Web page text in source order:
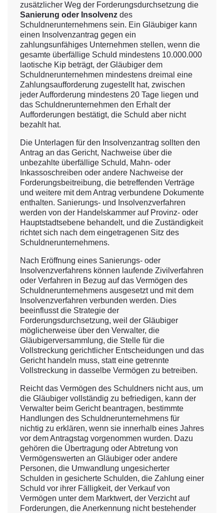
zusätzlicher Weg der Forderungsdurchsetzung die
Sanierung oder Insolvenz des
Schuldnerunternehmens sein. Ein Gläubiger kann
einen Insolvenzantrag gegen ein
zahlungsunfähiges Unternehmen stellen, wenn die
gesamte überfällige Schuld mindestens 10.000.000
laotische Kip beträgt, der Gläubiger dem
Schuldnerunternehmen mindestens dreimal eine
Zahlungsaufforderung zugestellt hat, zwischen
jeder Aufforderung mindestens 20 Tage liegen und
das Schuldnerunternehmen den Erhalt der
Aufforderungen bestätigt, die Schuld aber nicht
bezahlt hat.
Die Unterlagen für den Insolvenzantrag sollten den
Antrag an das Gericht, Nachweise über die
unbezahlte überfällige Schuld, Mahn- oder
Inkassoschreiben oder andere Nachweise der
Forderungsbeitreibung, die betreffenden Verträge
und weitere mit dem Antrag verbundene Dokumente
enthalten. Sanierungs- und Insolvenzverfahren
werden von der Handelskammer auf Provinz- oder
Hauptstadtsebene behandelt, und die Zuständigkeit
richtet sich nach dem eingetragenen Sitz des
Schuldnerunternehmens.
Nach Eröffnung eines Sanierungs- oder
Insolvenzverfahrens können laufende Zivilverfahren
oder Verfahren in Bezug auf das Vermögen des
Schuldnerunternehmens ausgesetzt und mit dem
Insolvenzverfahren verbunden werden. Dies
beeinflusst die Strategie der
Forderungsdurchsetzung, weil der Gläubiger
möglicherweise über den Verwalter, die
Gläubigerversammlung, die Stelle für die
Vollstreckung gerichtlicher Entscheidungen und das
Gericht handeln muss, statt eine getrennte
Vollstreckung in dasselbe Vermögen zu betreiben.
Reicht das Vermögen des Schuldners nicht aus, um
die Gläubiger vollständig zu befriedigen, kann der
Verwalter beim Gericht beantragen, bestimmte
Handlungen des Schuldnerunternehmens für
nichtig zu erklären, wenn sie innerhalb eines Jahres
vor dem Antragstag vorgenommen wurden. Dazu
gehören die Übertragung oder Abtretung von
Vermögenswerten an Gläubiger oder andere
Personen, die Umwandlung ungesicherter
Schulden in gesicherte Schulden, die Zahlung einer
Schuld vor ihrer Fälligkeit, der Verkauf von
Vermögen unter dem Marktwert, der Verzicht auf
Forderungen, die Anerkennung nicht bestehender